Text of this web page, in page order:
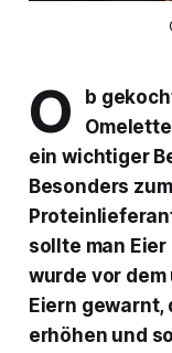
O
b
ein wichtiger
Besonders
sollte man
wurde vor
Eiern gewarnt,
erhöhen und